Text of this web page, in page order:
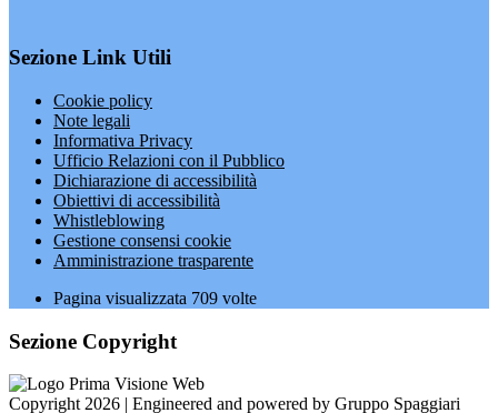
Sezione Link Utili
Cookie policy
Note legali
Informativa Privacy
Ufficio Relazioni con il Pubblico
Dichiarazione di accessibilità
Obiettivi di accessibilità
Whistleblowing
Gestione consensi cookie
Amministrazione trasparente
Pagina visualizzata 709 volte
Sezione Copyright
Copyright 2026 | Engineered and powered by Gruppo Spaggiari